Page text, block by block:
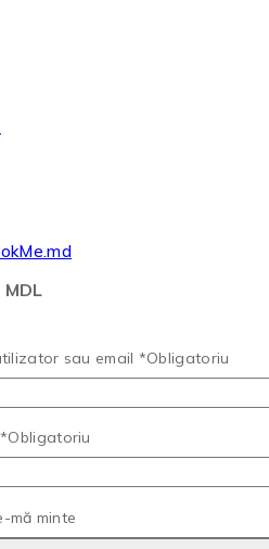
variații. Opțiunile pot fi alese în
sau email *Obligatoriu
*Obligatoriu
mă minte